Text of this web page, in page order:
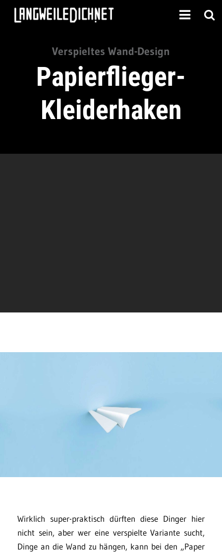
Verspieltes Wand-Design
Papierflieger-
Kleiderhaken
Wirklich super-praktisch dürften diese Dinger hier
nicht sein, aber wer eine verspielte Variante sucht,
Dinge an die Wand zu hängen, kann bei den „Paper